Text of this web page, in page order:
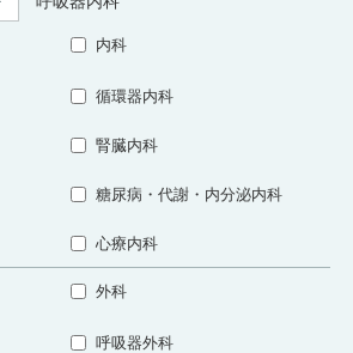
内科
循環器内科
腎臓内科
糖尿病・代謝・内分泌内科
心療内科
外科
呼吸器外科